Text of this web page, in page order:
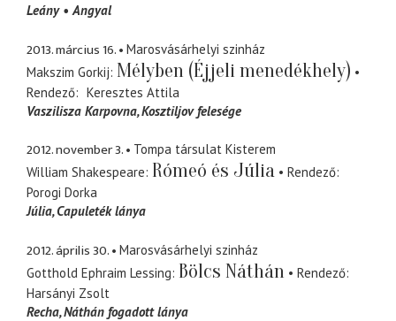
Leány
Angyal
2013. március 16.
Marosvásárhelyi szinház
Makszim Gorkij Mélyben (Éjjeli menedékhely)
Rendező
Keresztes Attila
Vaszilisza Karpovna Kosztiljov felesége
2012. november 3.
Tompa társulat Kisterem
William Shakespeare Rómeó és Júlia
Rendező
Porogi Dorka
Júlia Capuleték lánya
2012. április 30.
Marosvásárhelyi szinház
Gotthold Ephraim Lessing Bölcs Náthán
Rendező
Harsányi Zsolt
Recha Náthán fogadott lánya